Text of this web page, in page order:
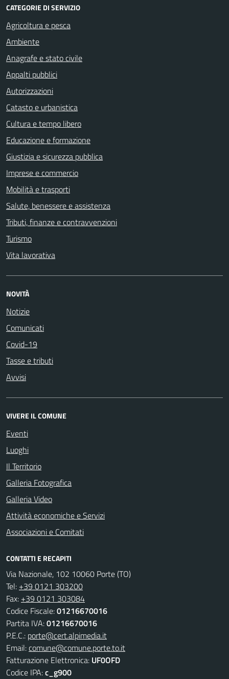
CATEGORIE DI SERVIZIO
Agricoltura e pesca
Ambiente
Anagrafe e stato civile
Appalti pubblici
Autorizzazioni
Catasto e urbanistica
Cultura e tempo libero
Educazione e formazione
Giustizia e sicurezza pubblica
Imprese e commercio
Mobilità e trasporti
Salute, benessere e assistenza
Tributi, finanze e contravvenzioni
Turismo
Vita lavorativa
NOVITÀ
Notizie
Comunicati
Covid-19
Tasse e tributi
Avvisi
VIVERE IL COMUNE
Eventi
Luoghi
Il Territorio
Galleria Fotografica
Galleria Video
Attività economiche e Servizi
Associazioni e Comitati
CONTATTI E RECAPITI
Via Nazionale, 102 10060 Porte (TO)
Tel: +39 0121 303200
Fax: +39 0121 303084
Codice Fiscale:01216670016
Partita IVA:01216670016
P.E.C.: porte@cert.alpimedia.it
Email:comune@comune.porte.to.it
Fatturazione Elettronica: UF0OFD
Codice IPA:c_g900